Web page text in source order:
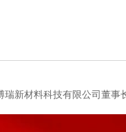
新材料科技有限公司董事